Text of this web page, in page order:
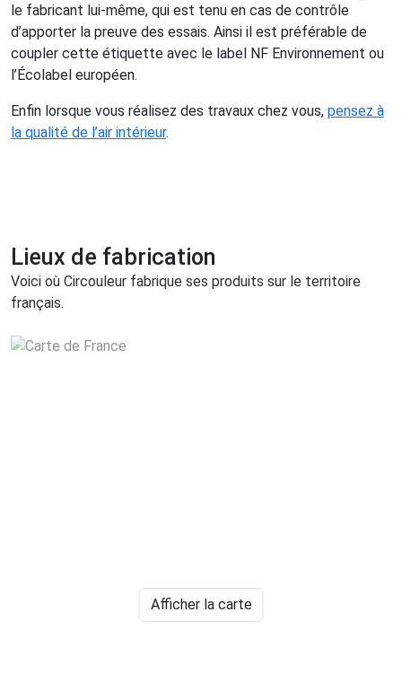
le fabricant lui-même, qui est tenu en cas de contrôle
d’apporter la preuve des essais. Ainsi il est préférable de
coupler cette étiquette avec le label NF Environnement ou
l’Écolabel européen.
Enfin lorsque vous réalisez des travaux chez vous, pensez à
la qualité de l’air intérieur.
Lieux de fabrication
Voici où Circouleur fabrique ses produits sur le territoire
français.
Afficher la carte